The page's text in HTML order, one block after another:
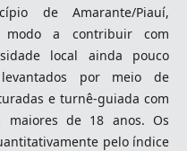
de Amarante/Piauí,
modo a contribuir com
local ainda pouco
por meio de
e turnê-guiada com
maiores de 18 anos. Os
pelo índice